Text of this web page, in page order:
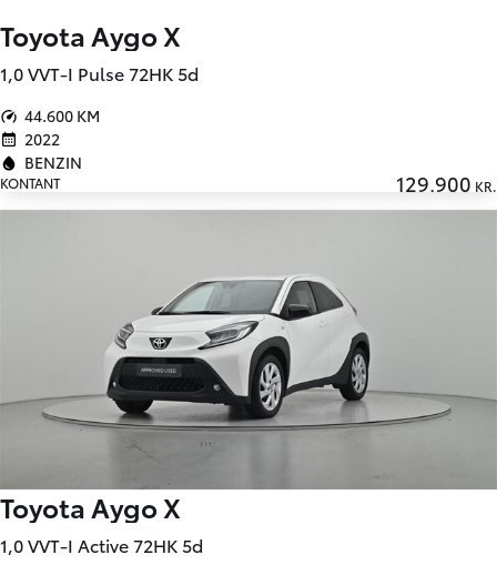
Toyota Aygo X
1,0 VVT-I Pulse 72HK 5d
44.600 KM
2022
BENZIN
KONTANT 129.900 KR.
Toyota Aygo X
1,0 VVT-I Active 72HK 5d